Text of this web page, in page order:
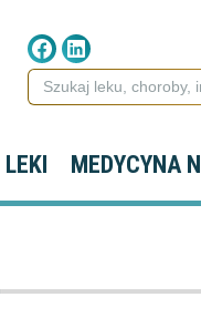
LEKI MEDYCYNA